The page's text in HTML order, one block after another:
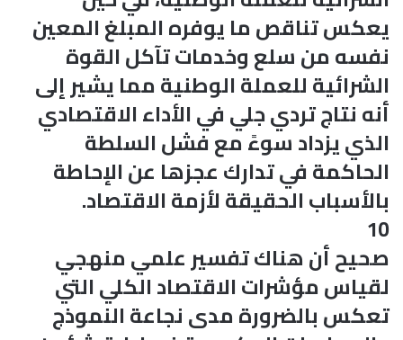
يعكس تناقص ما يوفره المبلغ المعين
نفسه من سلع وخدمات تآكل القوة
الشرائية للعملة الوطنية مما يشير إلى
أنه نتاج تردي جلي في الأداء الاقتصادي
الذي يزداد سوءً مع فشل السلطة
الحاكمة في تدارك عجزها عن الإحاطة
بالأسباب الحقيقة لأزمة الاقتصاد.
10
صحيح أن هناك تفسير علمي منهجي
لقياس مؤشرات الاقتصاد الكلي التي
تعكس بالضرورة مدى نجاعة النموذج